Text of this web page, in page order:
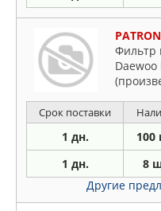
Фильтр
Срок поставки
1 дн. 100
1 дн. 8
Другие